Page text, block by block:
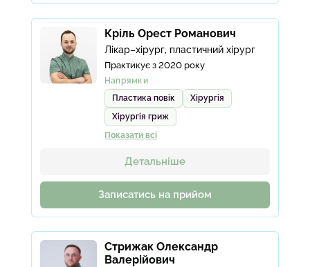
Кріль Орест Романович
Лікар–хірург, пластичний хірург
Практикує з 2020 року
Напрямки
Пластика повік
Хірургія
Хірургія гриж
Показати всі
Детальніше
Записатись на прийом
Стрижак Олександр
Валерійович